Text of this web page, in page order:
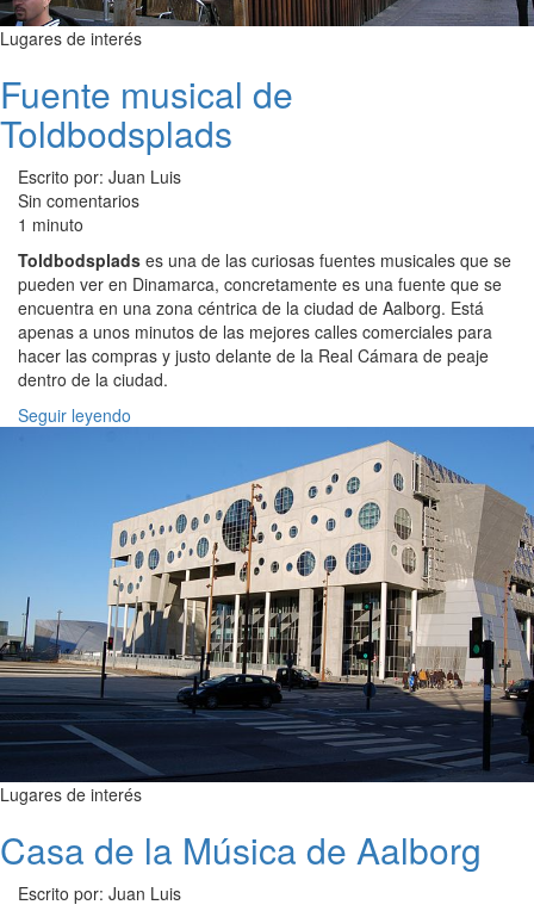
Lugares de interés
Fuente musical de
Toldbodsplads
Escrito por: Juan Luis
Sin comentarios
1 minuto
Toldbodsplads es una de las curiosas fuentes musicales que se
pueden ver en Dinamarca, concretamente es una fuente que se
encuentra en una zona céntrica de la ciudad de Aalborg. Está
apenas a unos minutos de las mejores calles comerciales para
hacer las compras y justo delante de la Real Cámara de peaje
dentro de la ciudad.
Seguir leyendo
Lugares de interés
Casa de la Música de Aalborg
Escrito por: Juan Luis